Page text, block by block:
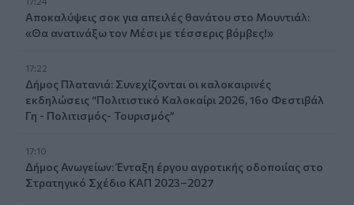
Aποκαλύψεις σοκ για απειλές θανάτου στο Μουντιάλ:
«Θα ανατινάξω τον Μέσι με τέσσερις βόμβες!»
17:22
Δήμος Πλατανιά: Συνεχίζονται οι καλοκαιρινές
εκδηλώσεις “Πολιτιστικό Καλοκαίρι 2026, 16ο Φεστιβάλ
Γη - Πολιτισμός- Τουρισμός”
17:10
Δήμος Ανωγείων: Ένταξη έργου αγροτικής οδοποιίας στο
Στρατηγικό Σχέδιο ΚΑΠ 2023–2027